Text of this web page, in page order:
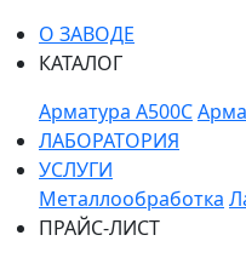
О ЗАВОДЕ
КАТАЛОГ
Арматура A500C
ЛАБОРАТОРИЯ
УСЛУГИ
Металлообработка
ПРАЙС-ЛИСТ